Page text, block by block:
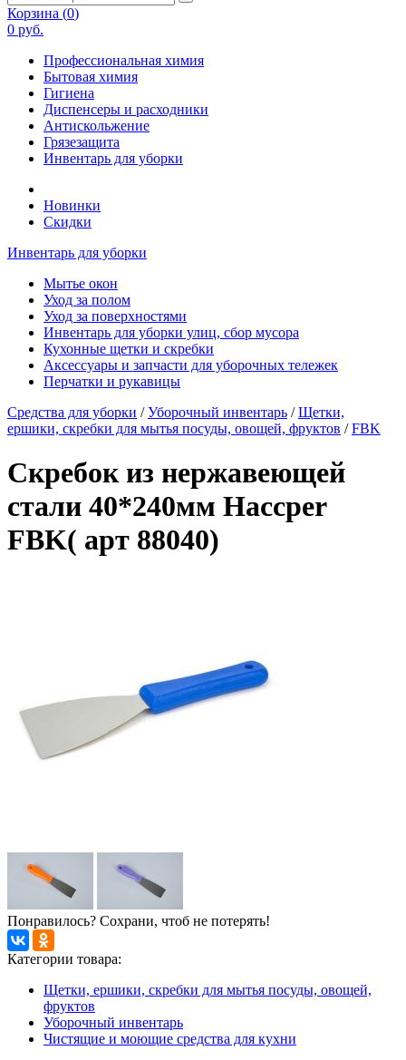
Корзина (0)
0 руб.
Профессиональная химия
Бытовая химия
Гигиена
Диспенсеры и расходники
Антискольжение
Грязезащита
Инвентарь для уборки
Новинки
Скидки
Инвентарь для уборки
Мытье окон
Уход за полом
Уход за поверхностями
Инвентарь для уборки улиц, сбор мусора
Кухонные щетки и скребки
Аксессуары и запчасти для уборочных тележек
Перчатки и рукавицы
Средства для уборки /Уборочный инвентарь /Щетки,
ершики, скребки для мытья посуды, овощей, фруктов /FBK
Скребок из нержавеющей
стали 40*240мм Haccper
FBK( арт 88040)
Понравилось? Сохрани, чтоб не потерять!
Категории товара:
Щетки, ершики, скребки для мытья посуды, овощей,
фруктов
Уборочный инвентарь
Чистящие и моющие средства для кухни